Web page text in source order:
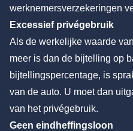
werknemersverzekeringen
Excessief privégebruik
Als de werkelijke waarde
meer is dan de bijtelling op
bijtellingspercentage, is
van de auto. U moet dan
van het privégebruik.
Geen eindheffingsloon